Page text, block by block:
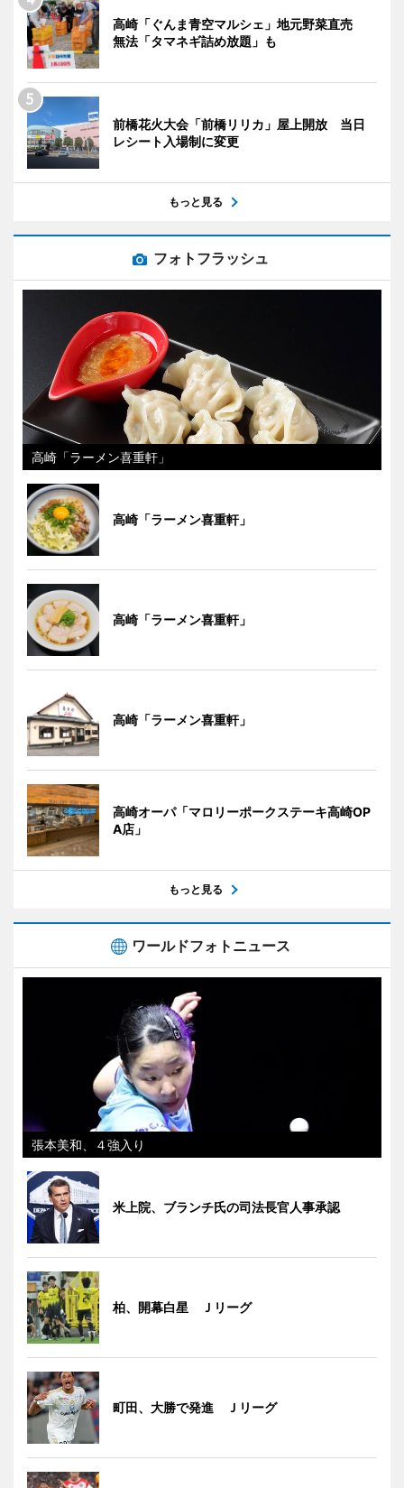
高崎「ぐんま青空マルシェ」地元野菜直売
無法「タマネギ詰め放題」も
前橋花火大会「前橋リリカ」屋上開放 当日
レシート入場制に変更
もっと見る
フォトフラッシュ
高崎「ラーメン喜重軒」
高崎「ラーメン喜重軒」
高崎「ラーメン喜重軒」
高崎「ラーメン喜重軒」
高崎オーパ「マロリーポークステーキ高崎OP
A店」
もっと見る
ワールドフォトニュース
張本美和、４強入り
米上院、ブランチ氏の司法長官人事承認
柏、開幕白星 Ｊリーグ
町田、大勝で発進 Ｊリーグ